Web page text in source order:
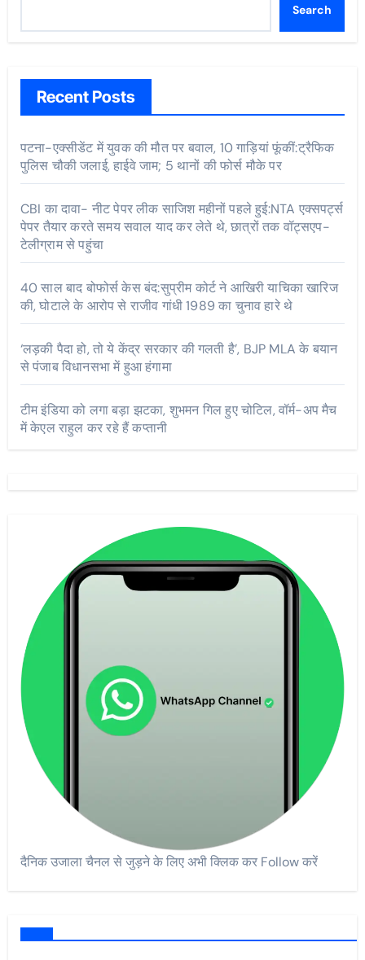
Search
Recent Posts
पटना-एक्सीडेंट में युवक की मौत पर बवाल, 10 गाड़ियां फूंकीं:ट्रैफिक
पुलिस चौकी जलाई, हाईवे जाम; 5 थानों की फोर्स मौके पर
CBI का दावा- नीट पेपर लीक साजिश महीनों पहले हुई:NTA एक्सपर्ट्स
पेपर तैयार करते समय सवाल याद कर लेते थे, छात्रों तक वॉट्सएप-
टेलीग्राम से पहुंचा
40 साल बाद बोफोर्स केस बंद:सुप्रीम कोर्ट ने आखिरी याचिका खारिज
की, घोटाले के आरोप से राजीव गांधी 1989 का चुनाव हारे थे
‘लड़की पैदा हो, तो ये केंद्र सरकार की गलती है’, BJP MLA के बयान
से पंजाब विधानसभा में हुआ हंगामा
टीम इंडिया को लगा बड़ा झटका, शुभमन गिल हुए चोटिल, वॉर्म-अप मैच
में केएल राहुल कर रहे हैं कप्तानी
दैनिक उजाला चैनल से जुड़ने के लिए अभी क्लिक कर Follow करें